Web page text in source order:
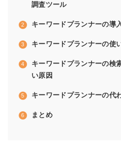
調査ツール
キーワードプランナーの導
キーワードプランナーの使
キーワードプランナーの検
い原因
キーワードプランナーの代
まとめ